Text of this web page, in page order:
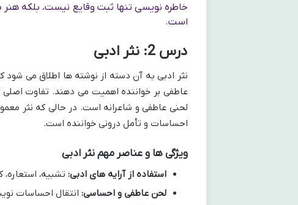
خاطره نویسی تنها ثبت وقایع نیست، بلکه
است.
درس 2: نثر ادبی
نثر ادبی به آن دسته از نوشته ها اطلاق می شود
عاطفی بر خواننده اهمیت می دهند. تفاوت اصلی
لحنی عاطفی و شاعرانه است. در حالی که نثر
احساسات و تأمل درونی خواننده است.
ویژگی ها و عناصر مهم نثر ادبی
استفاده از آرایه های ادبی: تشبیه،
لحن عاطفی و احساسی: انتقال احساسات